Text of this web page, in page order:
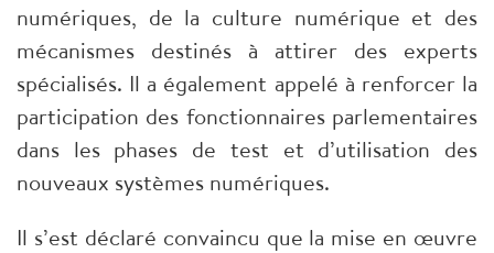
numériques, de la culture numérique et des
mécanismes destinés à attirer des experts
spécialisés. Il a également appelé à renforcer la
participation des fonctionnaires parlementaires
dans les phases de test et d’utilisation des
nouveaux systèmes numériques.
Il s’est déclaré convaincu que la mise en œuvre